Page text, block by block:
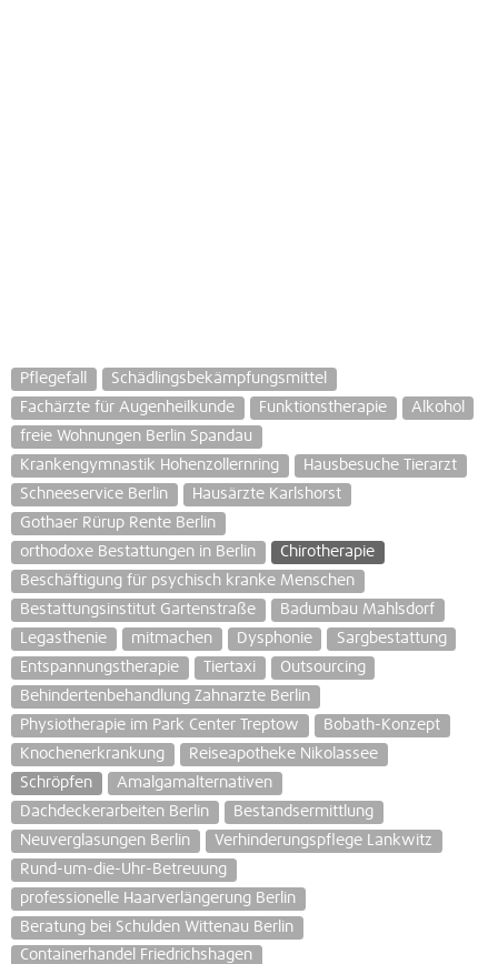
Pflegefall
Schädlingsbekämpfungsmittel
Fachärzte für Augenheilkunde
Funktionstherapie
Alkohol
freie Wohnungen Berlin Spandau
Krankengymnastik Hohenzollernring
Hausbesuche Tierarzt
Schneeservice Berlin
Hausärzte Karlshorst
Gothaer Rürup Rente Berlin
orthodoxe Bestattungen in Berlin
Chirotherapie
Beschäftigung für psychisch kranke Menschen
Bestattungsinstitut Gartenstraße
Badumbau Mahlsdorf
Legasthenie
mitmachen Dysphonie
Sargbestattung
Entspannungstherapie
Tiertaxi
Outsourcing
Behindertenbehandlung Zahnarzte Berlin
Physiotherapie im Park Center Treptow
Bobath-Konzept
Knochenerkrankung
Reiseapotheke Nikolassee
Schröpfen
Amalgamalternativen
Dachdeckerarbeiten Berlin
Bestandsermittlung
Neuverglasungen Berlin
Verhinderungspflege Lankwitz
Rund-um-die-Uhr-Betreuung
professionelle Haarverlängerung Berlin
Beratung bei Schulden Wittenau Berlin
Containerhandel Friedrichshagen